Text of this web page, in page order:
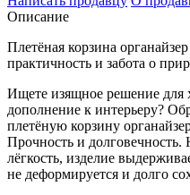
Описание
Плетёная корзина
практичность и забота о
Ищете изящное решение для
дополнение к интерьеру?
плетёную корзину
Прочность и
лёгкость, изделие
не деформируется и долго